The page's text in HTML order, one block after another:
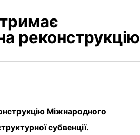
реконструкцію
Міжнародного
субвенції.